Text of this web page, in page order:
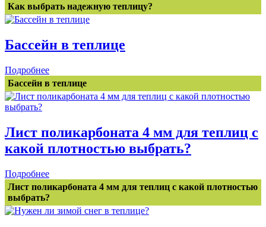
Как выбрать надежную теплицу?
Бассейн в теплице
Подробнее
Бассейн в теплице
Лист поликарбоната 4 мм для теплиц с
какой плотностью выбрать?
Подробнее
Лист поликарбоната 4 мм для теплиц с какой плотностью
выбрать?